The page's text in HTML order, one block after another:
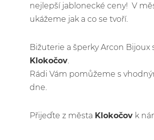
nejlepší jablonecké ceny! V
ukážeme jak a co se tvoří.
Bižuterie a šperky Arcon
Klokočov.
Rádi Vám pomůžeme s
dne.
Přijeďte z města Klokočov k